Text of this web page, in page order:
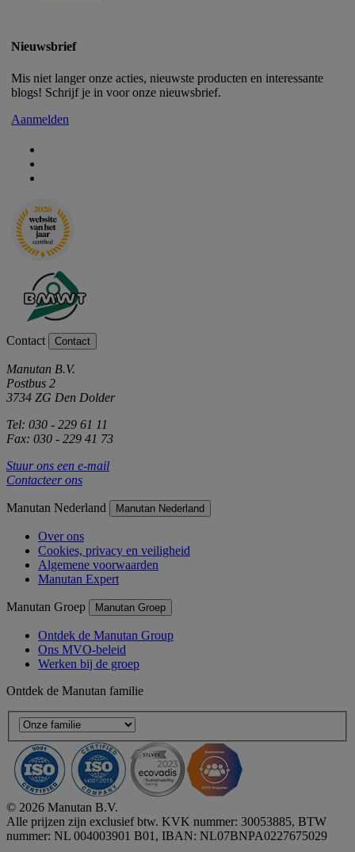
Nieuwsbrief
Mis niet langer onze acties, nieuwste producten en interessante
blogs! Schrijf je in voor onze nieuwsbrief.
Aanmelden
Contact Contact
Manutan B.V.
Postbus 2
3734 ZG Den Dolder
Tel: 030 - 229 61 11
Fax: 030 - 229 41 73
Stuur ons een e-mail
Contacteer ons
Manutan Nederland Manutan Nederland
Over ons
Cookies, privacy en veiligheid
Algemene voorwaarden
Manutan Expert
Manutan Groep Manutan Groep
Ontdek de Manutan Group
Ons MVO-beleid
Werken bij de groep
Ontdek de Manutan familie
© 2026 Manutan B.V.
Alle prijzen zijn exclusief btw. KVK nummer: 30053885, BTW
nummer: NL 004003901 B01, IBAN: NL07BNPA0227675029